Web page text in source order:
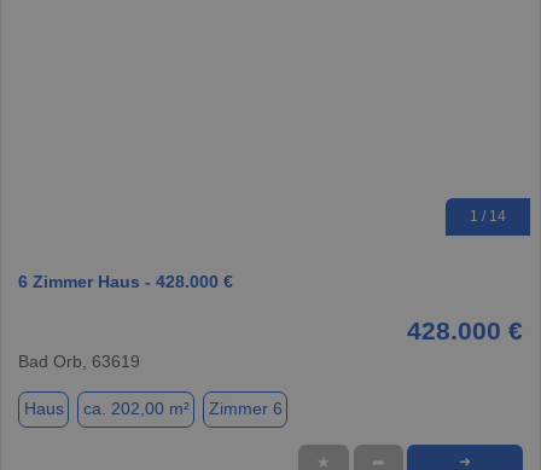
1 / 14
6 Zimmer Haus - 428.000 €
428.000 €
Bad Orb, 63619
Haus ca. 202,00 m² Zimmer 6
★ ➦ ➜